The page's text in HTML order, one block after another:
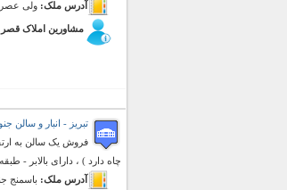
آدرس ملک: ولی عصر
مشاورین املاک قصر 118
تبریز - انبار و سالن جنوبی به متراژ
چاه دارد ) ، دارای بالابر -
آدرس ملک: باسمنج